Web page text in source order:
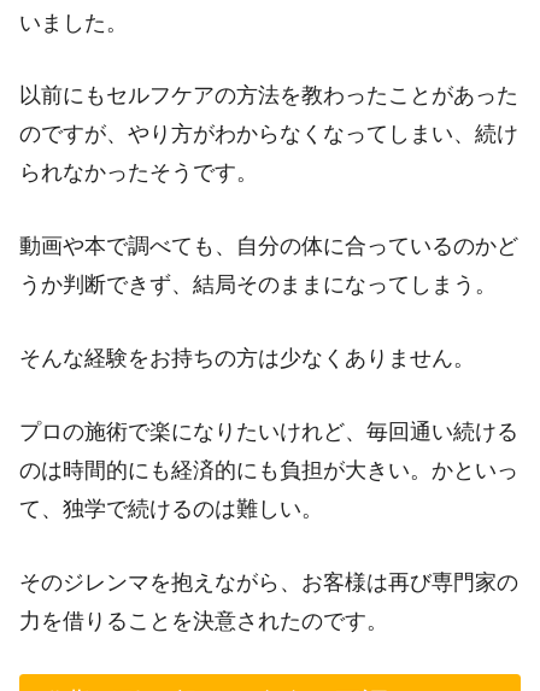
いました。
以前にもセルフケアの方法を教わったことがあった
のですが、やり方がわからなくなってしまい、続け
られなかったそうです。
動画や本で調べても、自分の体に合っているのかど
うか判断できず、結局そのままになってしまう。
そんな経験をお持ちの方は少なくありません。
プロの施術で楽になりたいけれど、毎回通い続ける
のは時間的にも経済的にも負担が大きい。かといっ
て、独学で続けるのは難しい。
そのジレンマを抱えながら、お客様は再び専門家の
力を借りることを決意されたのです。